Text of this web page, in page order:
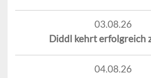
03.08.26
Diddl kehrt erfolgreich
04.08.26